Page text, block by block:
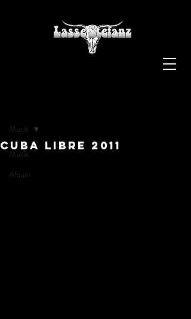
Musik
Album
Musik
Cuba Libre 2011